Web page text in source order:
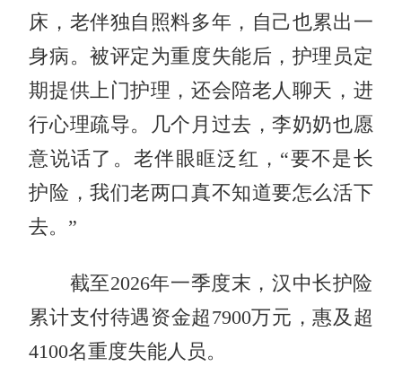
床，老伴独自照料多年，自己也累出一
身病。被评定为重度失能后，护理员定
期提供上门护理，还会陪老人聊天，进
行心理疏导。几个月过去，李奶奶也愿
意说话了。老伴眼眶泛红，“要不是长
护险，我们老两口真不知道要怎么活下
去。”
截至2026年一季度末，汉中长护险
累计支付待遇资金超7900万元，惠及超
4100名重度失能人员。